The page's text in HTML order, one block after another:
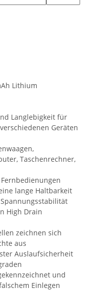
Lithium
Langlebigkeit für
Geräten
Taschenrechner,
lange Haltbarkeit
High Drain
zeichnen sich
aus
Auslaufsicherheit
und
Einlegen